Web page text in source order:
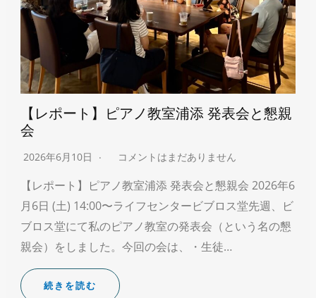
【レポート】ピアノ教室浦添 発表会と懇親
会
2026年6月10日 コメントはまだありません
【レポート】ピアノ教室浦添 発表会と懇親会 2026年6
月6日 (土) 14:00〜ライフセンタービブロス堂先週、ビ
ブロス堂にて私のピアノ教室の発表会（という名の懇
親会）をしました。今回の会は、・生徒…
続きを読む